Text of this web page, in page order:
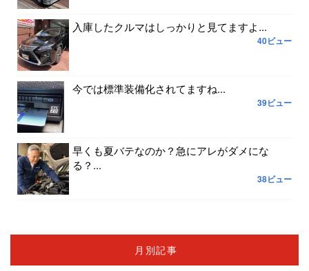
入庫したクルマはしっかりと見てますよ...
40ビュー
今では標準装備化されてますね...
39ビュー
早くも夏バテなのか？急にアレがダメにな
る？...
38ビュー
月別記事